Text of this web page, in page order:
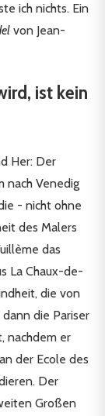
ich nichts. Ein
von Jean-
ist kein
Her: Der
nach Venedig
- nicht ohne
des Malers
das
La Chaux-de-
die von
die Pariser
nachdem er
der Ecole des
Der
Großen